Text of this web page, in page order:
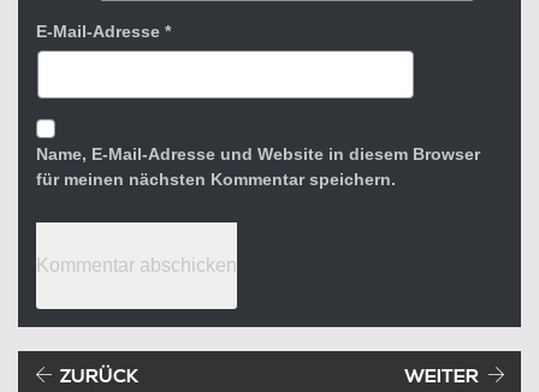
E-Mail-Adresse *
Name, E-Mail-Adresse und Website in diesem Browser
für meinen nächsten Kommentar speichern.
Beitragsnavigation
ZURÜCK WEITER